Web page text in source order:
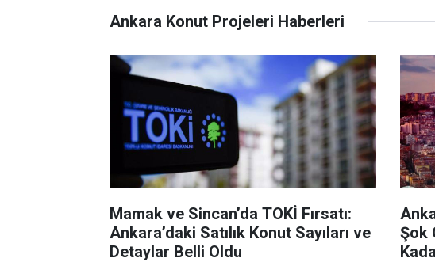
Ankara Konut Projeleri Haberleri
Mamak ve Sincan’da TOKİ Fırsatı:
Ankara’daki Satılık Konut Sayıları ve
Detaylar Belli Oldu
Şok